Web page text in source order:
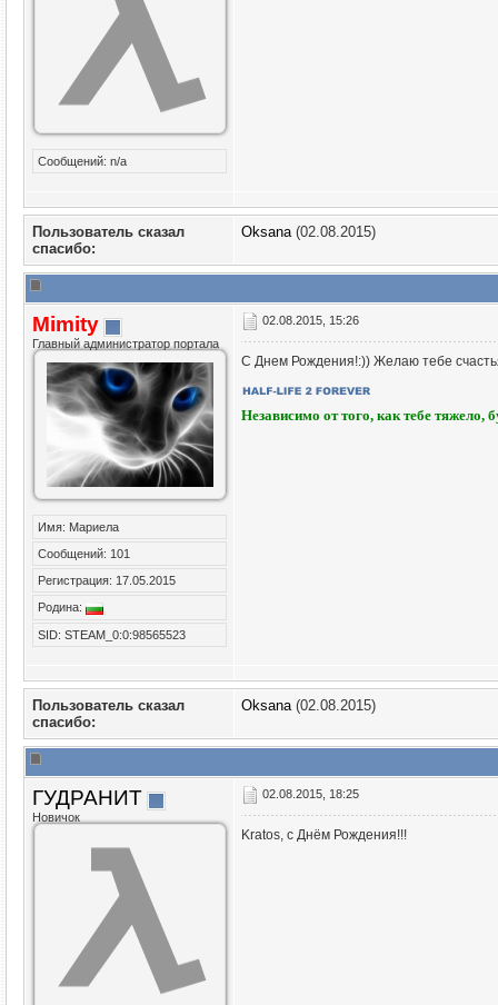
Сообщений: n/a
Пользователь сказал
cпасибо:
Oksana(02.08.2015)
Mimity
Главный администратор портала
Имя: Мариела
Сообщений: 101
Регистрация: 17.05.2015
Родина:
SID: STEAM_0:0:98565523
02.08.2015, 15:26
С Днем Рождения!:)) Желаю тебе
Независимо от того, как тебе тяжело,
Пользователь сказал
cпасибо:
Oksana(02.08.2015)
ГУДРАНИТ
Новичок
02.08.2015, 18:25
Kratos, с Днём Рождения!!!